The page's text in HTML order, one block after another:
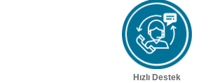
Hızlı Destek